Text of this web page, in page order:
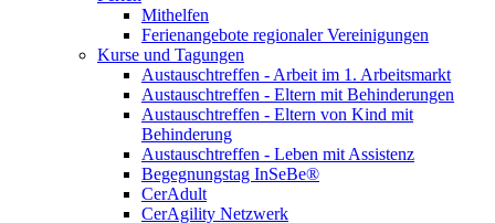
Mithelfen
Ferienangebote regionaler Vereinigungen
Kurse und Tagungen
Austauschtreffen - Arbeit im 1. Arbeitsmarkt
Austauschtreffen - Eltern mit Behinderungen
Austauschtreffen - Eltern von Kind mit
Behinderung
Austauschtreffen - Leben mit Assistenz
Begegnungstag InSeBe®
CerAdult
CerAgility Netzwerk